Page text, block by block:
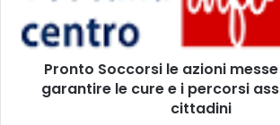
o
Pronto Soccorsi le azioni
garantire le cure e i percorsi
cittadini